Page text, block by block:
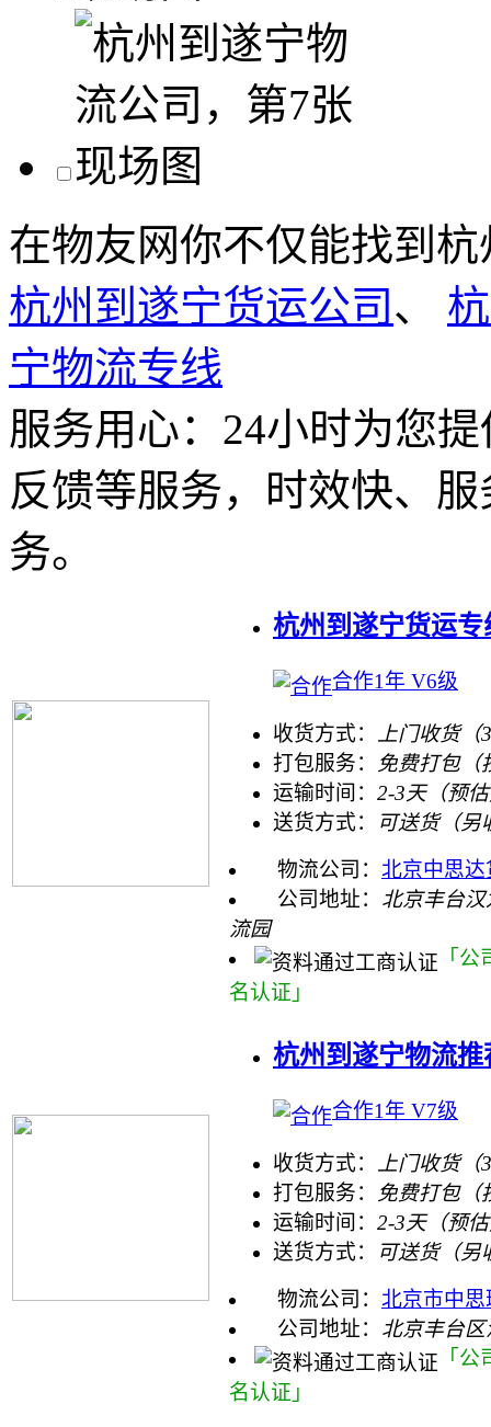
在物友网你不仅能找到
杭州到遂宁货运公司 、
宁物流专线
服务用心： 24小时为您
反馈等服务，时效快、
务。
杭州到遂宁货运
合作1年 V6级
收货方式：
上门收货
打包服务：
免费打包（
运输时间： 2-3天（预
送货方式：
可送货（另
物流公司： 北京中思
公司地址： 北京丰台
流园
「
名认证」
杭州到遂宁物流
合作1年 V7级
收货方式：
上门收货
打包服务：
免费打包（
运输时间： 2-3天（预
送货方式：
可送货（另
物流公司： 北京市中
公司地址： 北京丰台
「
名认证」